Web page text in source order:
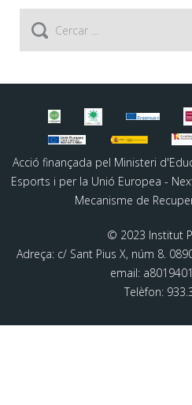
Acció finançada pel Ministeri
Esports i per la Unió Europea -
Mecanisme de
© 2023 Institut
Adreça: c/ Sant Pius X, núm 8.
email:
Telèfon: